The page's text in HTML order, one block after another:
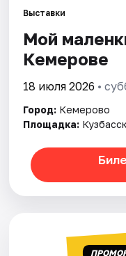
Площадки
Артисты
Выставки
Мой
Кемерове
18 июля 2026 •
Город: Кемерово
Площадка: